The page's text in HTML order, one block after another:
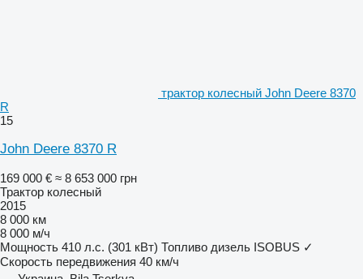
трактор колесный John Deere 8370
R
15
John Deere 8370 R
169 000 € ≈ 8 653 000 грн
Трактор колесный
2015
8 000 км
8 000 м/ч
Мощность 410 л.с. (301 кВт) Топливо дизель ISOBUS ✓
Скорость передвижения 40 км/ч